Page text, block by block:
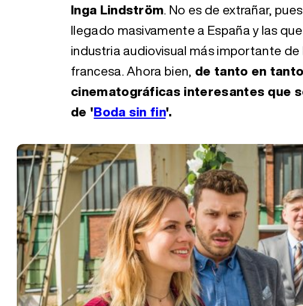
Inga Lindström. No es de extrañar,
llegado masivamente a España y las
industria audiovisual más importante
francesa. Ahora bien, de tanto en
cinematográficas interesantes que
de 'Boda sin fin'.